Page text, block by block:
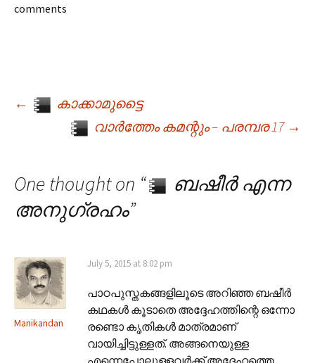
comments
Post navigation
←
കാക്കാമുട്ടൈ
വാർത്തേം കമന്റും – പരമ്പര 17 →
One thought on “
ബഷീർ എന്ന
അനുഗ്രഹം”
Manikandan
July 5, 2015 at 8:02 pm
പാഠപുസ്തകങ്ങളിലൂടെ അറിഞ്ഞ ബഷീർ
കഥകൾ കൂടാതെ അദ്ദേഹത്തിന്റെ ഒന്നോ
രണ്ടൊ കൃതികൾ മാത്രമാണ്
വായിച്ചിട്ടുള്ളത്. അങ്ങനെയുള്ള